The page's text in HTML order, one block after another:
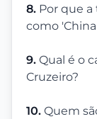
8. Por que
como
9. Qual é o
Cruzeiro?
10. Quem